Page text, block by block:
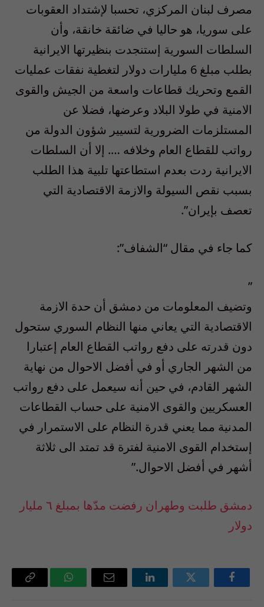
مصرف لبنان المركزي، تحسبا لإشتداد العقوبات
على سوريا، هو حاليا في ضائقة خانقة، وأن
السلطات السورية إستنجدت بنظيرتها الايرانية
بطلب مبلغ 6 مليارات دولار لتغطية نفقات عمليات
القمع وتحريك قطاعات واسعة من الجيش والقوى
الامنية في طولا البلاد وعرضها، فضلا عن
المستلزمات الضرورية لتسيير شؤون الدولة من
رواتب للقطاع العام وخلافه …. إلا أن السلطات
الايرانية ردت بعدم استطاعتها تلبية هذا الطلب
بسبب نقص السيولة والازمة الاقتصادية التي
تعصف بإيران”.
كما جاء في مقال “الشفاف”:
”
وتضيف المعلومات من دمشق أن حدة الازمة
الاقتصادية التي يعاني منها النظام السوري ستحول
دون قدرته على دفع رواتب القطاع العام إعتبارا
من الشهر الجاري أو في أفضل الاحوال من نهاية
الشهر القادم، في حين أنه سيعمل على دفع رواتب
العسكريين والقوى الامنية على حساب القطاعات
المدنية مما يعني قدرة النظام على الاستمرار في
إستخدام القوى الامنية لفترة قد تمتد الى ثلاثة
أشهر في أفضل الاحوال.”
دمشق طلبت وطهران رفضت مدّها بمبلغ ٦ مليار
دولار
فيسبوك تويتر لينكدإن
البريد
واتساب Copy